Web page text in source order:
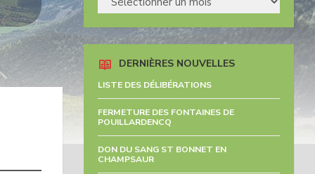
DERNIÈRES NOUVELLES
LISTE DES DÉLIBÉRATIONS
FERMETURE DES FONTAINES DE
POUILLARDENCQ
DON DU SANG ST BONNET EN
CHAMPSAUR